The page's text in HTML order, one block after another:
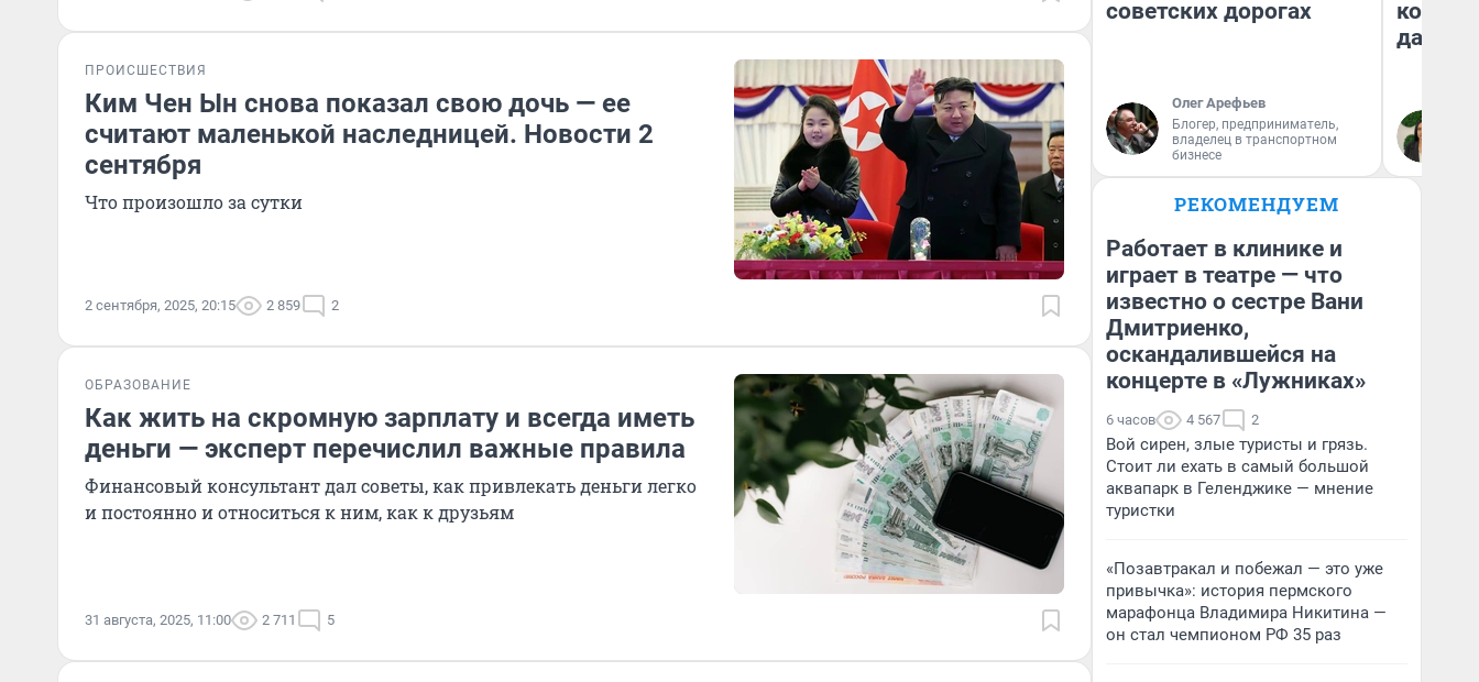
ПРОИСШЕСТВИЯ
Ким Чен Ын снова показал свою дочь — ее
считают маленькой наследницей. Новости 2
сентября
Что произошло за сутки
2 сентября, 2025, 20:15 2 859 2
ОБРАЗОВАНИЕ
Как жить на скромную зарплату и всегда иметь
деньги — эксперт перечислил важные правила
Финансовый консультант дал советы, как привлекать деньги легко
и постоянно и относиться к ним, как к друзьям
31 августа, 2025, 11:00 2 711 5
советских дорогах
Олег Арефьев
Блогер, предприниматель,
владелец в транспортном
бизнесе
даже
РЕКОМЕНДУЕМ
Работает в клинике и
играет в театре — что
известно о сестре Вани
Дмитриенко,
оскандалившейся на
концерте в «Лужниках»
6 часов 4 567 2
Вой сирен, злые туристы и грязь.
Стоит ли ехать в самый большой
аквапарк в Геленджике — мнение
туристки
«Позавтракал и побежал — это уже
привычка»: история пермского
марафонца Владимира Никитина —
он стал чемпионом РФ 35 раз